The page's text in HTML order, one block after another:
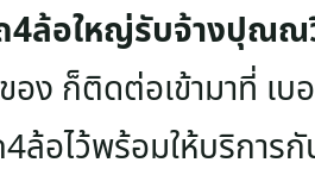
4ล้อใหญ่รับจ้างปุณณ
อง ก็ติดต่อเข้ามาที่ เ
4ล้อไว้พร้อมให้บริกา